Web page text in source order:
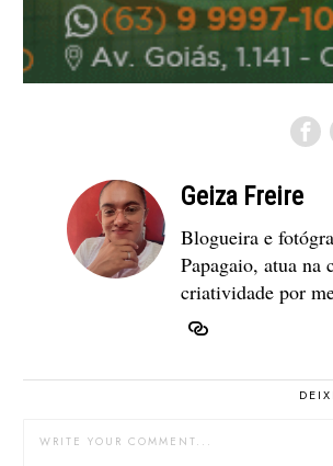
Geiza Freire
Blogueira e
Papagaio, atua na
criatividade por